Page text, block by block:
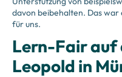
davon beibehalten. Das
für uns.
Lern-Fair auf
Leopold in